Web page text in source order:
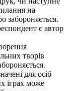
на
забороняється.
є автор
творів
для осіб
іграх може